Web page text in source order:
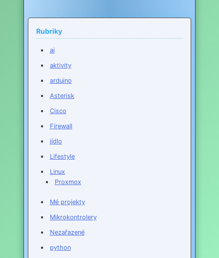
Rubriky
ai
aktivity
arduino
Asterisk
Cisco
Firewall
jídlo
Lifestyle
Linux
Proxmox
Mé projekty
Mikrokontrolery
Nezařazené
python